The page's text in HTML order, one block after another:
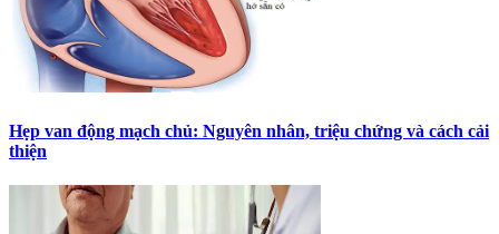
Hẹp van động mạch chủ: Nguyên nhân, triệu chứng và cách cải
thiện